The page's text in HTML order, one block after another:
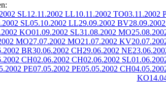
SL12.11.2002 LL10.11.2002 TO03.11.2002
SL05.10.2002 LL29.09.2002 BV
KO01.09.2002 SL31.08.2002 MO
MO27.07.2002 MO21.07.2002 KV
BR30.06.2002 CH29.06.2002 NE
CH02.06.2002 CH02.06.2002 SL
PE07.05.2002 PE05.05.2002 CH
KO